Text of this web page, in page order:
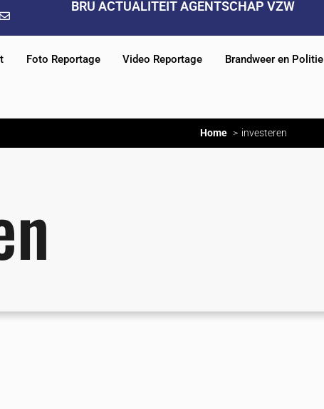
BRU ACTUALITEIT AGENTSCHAP VZW
Foto Reportage Video Reportage Brandweer en Politie
Home investeren